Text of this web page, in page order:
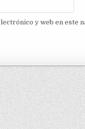
y web en este